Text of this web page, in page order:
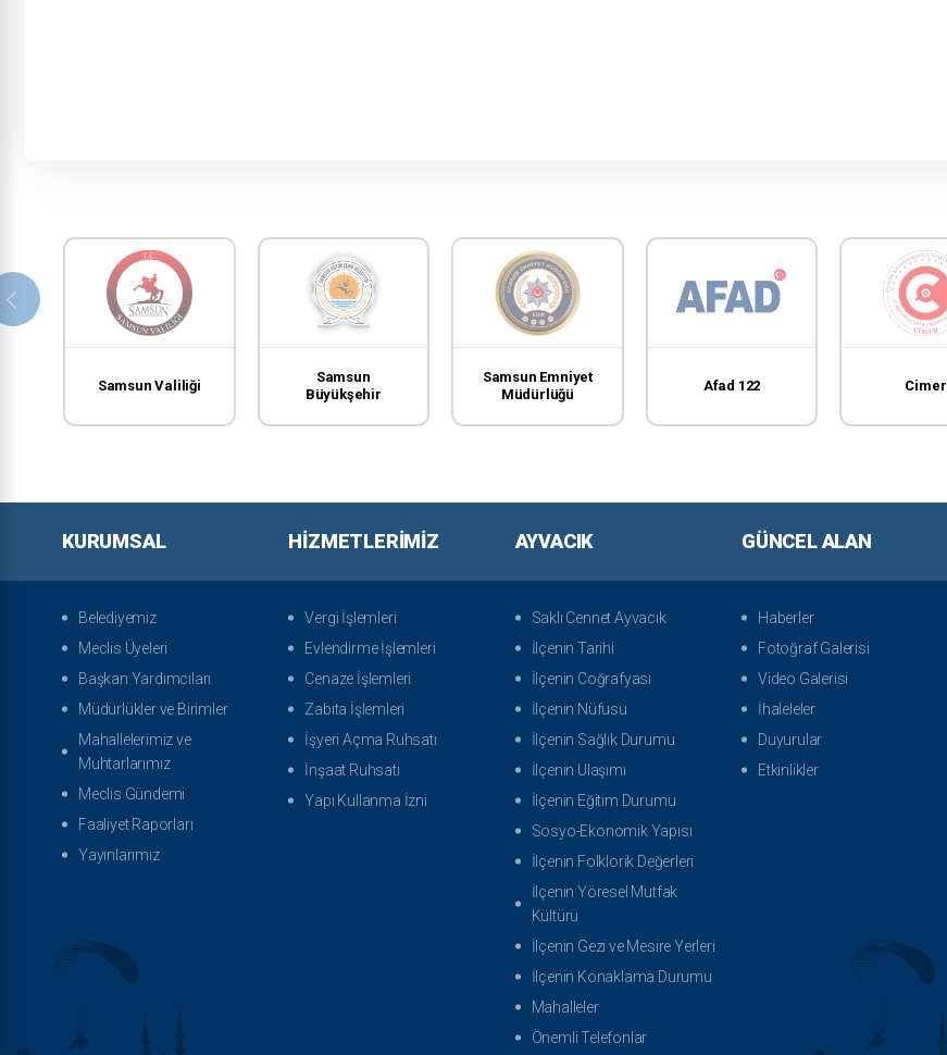
Samsun Valiliği
Samsun
Büyükşehir
Samsun Emniyet
Müdürlüğü
Afad 122 Cimer
KURUMSAL
Belediyemiz
Meclis Üyeleri
Başkan Yardımcıları
Müdürlükler ve Birimler
Mahallelerimiz ve
Muhtarlarımız
Meclis Gündemi
Faaliyet Raporları
Yayınlarımız
HIZMETLERIMIZ
Vergi İşlemleri
Evlendirme İşlemleri
Cenaze İşlemleri
Zabıta İşlemleri
İşyeri Açma Ruhsatı
İnşaat Ruhsatı
Yapı Kullanma İzni
AYVACIK
Saklı Cennet Ayvacık
İlçenin Tarihi
İlçenin Coğrafyası
İlçenin Nüfusu
İlçenin Sağlık Durumu
İlçenin Ulaşımı
İlçenin Eğitim Durumu
Sosyo-Ekonomik Yapısı
İlçenin Folklorik Değerleri
İlçenin Yöresel Mutfak
Kültürü
İlçenin Gezi ve Mesire Yerleri
İlçenin Konaklama Durumu
Mahalleler
Önemli Telefonlar
GÜNCEL ALAN
Haberler
Fotoğraf Galerisi
Video Galerisi
İhaleleler
Duyurular
Etkinlikler